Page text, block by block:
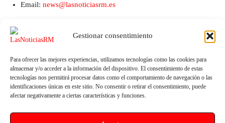
Gestionar consentimiento
Para ofrecer las mejores experiencias, utilizamos tecnologías como las cookies para
almacenar y/o acceder a la información del dispositivo. El consentimiento de estas
tecnologías nos permitirá procesar datos como el comportamiento de navegación o las
identificaciones únicas en este sitio. No consentir o retirar el consentimiento, puede
afectar negativamente a ciertas características y funciones.
Email: news@lasnoticiasrm.es